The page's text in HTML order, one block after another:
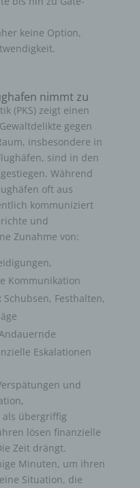
keine Option,
nimmt zu
(PKS) zeigt einen
gegen
insbesondere in
sind in den
Während
oft aus
kommuniziert
und
Zunahme von:
Kommunikation
Schubsen, Festhalten,
Eskalationen
und
übergriffig
lösen finanzielle
Zeit drängt.
Minuten, um ihren
Situation, die